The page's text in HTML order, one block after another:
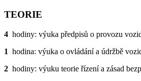
TEORIE
4 hodiny: výuka předpisů o provozu
1 hodina: výuka o ovládání a údržbě
2 hodiny: výuku teorie řízení a zásad